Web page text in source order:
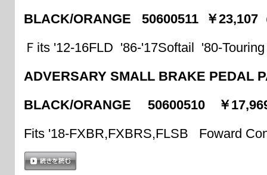
BLACK/ORANGE 50600511 ￥23,107
Ｆits '12-16FLD '86-'17Softail '80-Touring
ADVERSARY SMALL BRAKE PEDAL
BLACK/ORANGE 50600510 ￥
Fits '18-FXBR,FXBRS,FLSB Foward